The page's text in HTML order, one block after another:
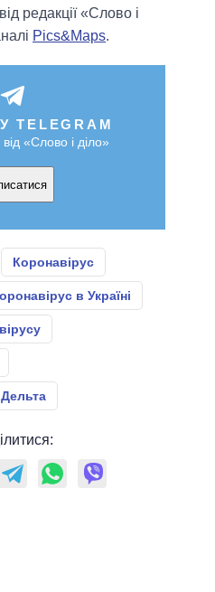
редакції «Слово і
Pics&Maps.
TELEGRAM
«Слово і діло»
Коронавірус
в Україні